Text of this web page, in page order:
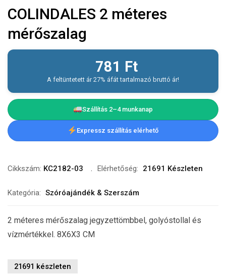
COLINDALES 2 méteres
mérőszalag
781 Ft
A feltüntetett ár 27% áfát tartalmazó bruttó ár!
Szállítás 2–4 munkanap
Expressz szállítás elérhető
Cikkszám: KC2182-03 Elérhetőség: 21691 Készleten
Kategória: Szóróajándék & Szerszám
2 méteres mérőszalag jegyzettömbbel, golyóstollal és
vízmértékkel. 8X6X3 CM
21691 készleten